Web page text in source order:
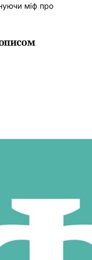
міф про